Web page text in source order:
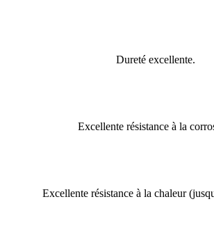
Dureté excellente.
Excellente résistance à la
Excellente résistance à la chaleur